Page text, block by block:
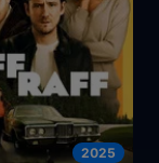
2025